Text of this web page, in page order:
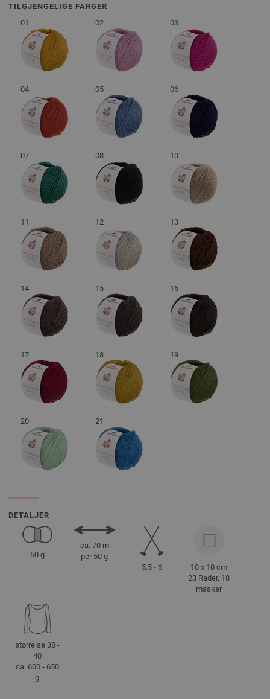
TILGJENGELIGE FARGER
01
02 03
04 05 06
07 08 10
11 12 13
14 15 16
17 18 19
20 21
DETALJER
50 g
ca. 70 m
per 50 g
5,5 - 6
10 x 10 cm
23 Rader, 18
masker
størrelse 38 -
40
ca. 600 - 650
g